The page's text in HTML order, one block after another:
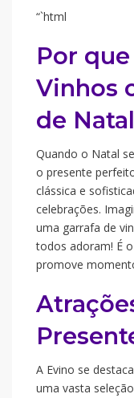
“`html
Por
Vinhos
de
Quando o Natal
o presente
clássica e
celebrações.
uma garrafa de
todos adoram! É
promove
A Evino se
uma vasta